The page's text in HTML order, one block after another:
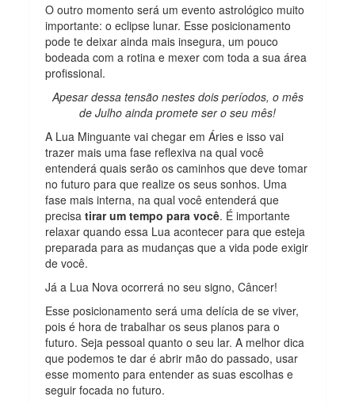
O outro momento será um evento astrológico muito
importante: o eclipse lunar. Esse posicionamento
pode te deixar ainda mais insegura, um pouco
bodeada com a rotina e mexer com toda a sua área
profissional.
Apesar dessa tensão nestes dois períodos, o mês
de Julho ainda promete ser o seu mês!
A Lua Minguante vai chegar em Áries e isso vai
trazer mais uma fase reflexiva na qual você
entenderá quais serão os caminhos que deve tomar
no futuro para que realize os seus sonhos. Uma
fase mais interna, na qual você entenderá que
precisatirar um tempo para você. É importante
relaxar quando essa Lua acontecer para que esteja
preparada para as mudanças que a vida pode exigir
de você.
Já a Lua Nova ocorrerá no seu signo, Câncer!
Esse posicionamento será uma delícia de se viver,
pois é hora de trabalhar os seus planos para o
futuro. Seja pessoal quanto o seu lar. A melhor dica
que podemos te dar é abrir mão do passado, usar
esse momento para entender as suas escolhas e
seguir focada no futuro.